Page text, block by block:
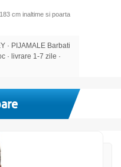
cm inaltime si poarta
· PIJAMALE Barbati
· livrare 1-7 zile ·